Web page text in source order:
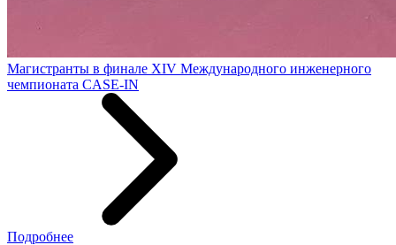
Магистранты в финале XIV Международного инженерного
чемпионата CASE-IN
Подробнее